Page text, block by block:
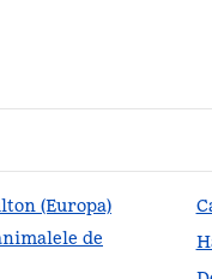
(Europa)
de